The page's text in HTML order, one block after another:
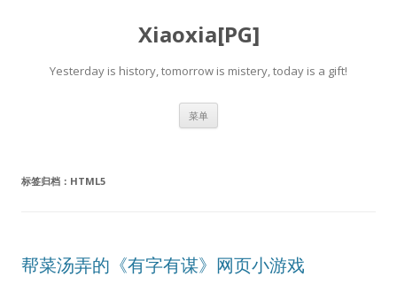
Xiaoxia[PG]
Yesterday is history, tomorrow is mistery, today is a gift!
菜单
标签归档： HTML5
帮菜汤弄的《有字有谋》网页小游戏